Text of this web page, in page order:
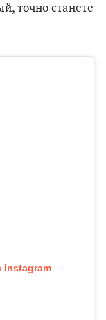
точно станете
Instagram